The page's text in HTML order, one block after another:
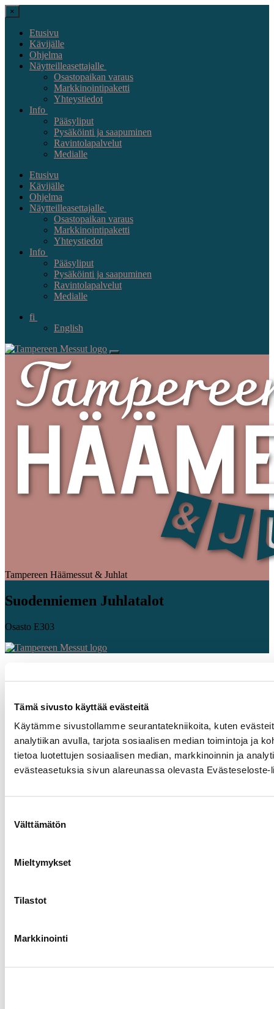
Tämä sivusto käyttää evästeitä
Käytämme sivustollamme seurantatekniikoita, kuten
analytiikan avulla, tarjota sosiaalisen median toimintoja ja
tietoa luotettujen sosiaalisen median, markkinoinnin ja
evästeasetuksia sivun alareunassa olevasta Evästeseloste-
valinta
Välttämätön
Mieltymykset
Tilastot
Markkinointi
×
Etusivu
Kävijälle
Ohjelma
Näytteilleasettajalle
Osastopaikan varaus
Markkinointipaketti
Yhteystiedot
Info
Pääsyliput
Pysäköinti ja saapuminen
Ravintolapalvelut
Medialle
Etusivu
Kävijälle
Ohjelma
Näytteilleasettajalle
Osastopaikan varaus
Markkinointipaketti
Yhteystiedot
Info
Pääsyliput
Pysäköinti ja saapuminen
Ravintolapalvelut
Medialle
fi
English
Tampereen Häämessut & Juhlat
Suodenniemen Juhlatalot
Osasto E303